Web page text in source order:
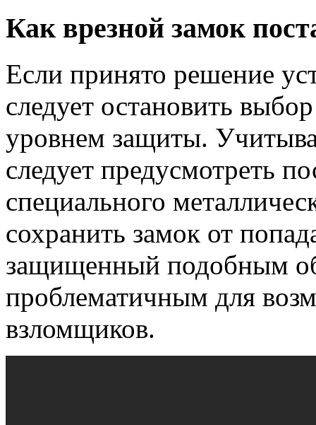
Как врезной замок
Если принято решение
следует остановить
уровнем защиты.
следует предусмотреть
специального
сохранить замок от
защищенный подобным
проблематичным для
взломщиков.